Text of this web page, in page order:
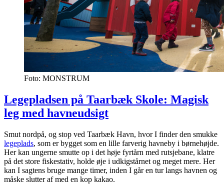
Foto: MONSTRUM
Legepladsen på Taarbæk Skole: Magisk
leg med havneudsigt
Smut nordpå, og stop ved Taarbæk Havn, hvor I finder den smukke
legeplads, som er bygget som en lille farverig havneby i børnehøjde.
Her kan ungerne smutte op i det høje fyrtårn med rutsjebane, klatre
på det store fiskestativ, holde øje i udkigstårnet og meget mere. Her
kan I sagtens bruge mange timer, inden I går en tur langs havnen og
måske slutter af med en kop kakao.